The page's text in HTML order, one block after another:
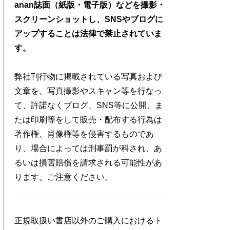
anan誌面（紙版・電子版）などを撮影・
スクリーンショットし、SNSやブログに
アップすることは法律で禁止されていま
す。
弊社刊行物に掲載されている写真および
文章を、写真撮影やスキャン等を行なっ
て、許諾なくブログ、SNS等に公開、ま
たは印刷等をして販売・配布する行為は
著作権、肖像権等を侵害するものであ
り、場合によっては刑事罰が科され、あ
るいは損害賠償を請求される可能性があ
ります。ご注意ください。
正規取扱い書店以外のご購入におけるト